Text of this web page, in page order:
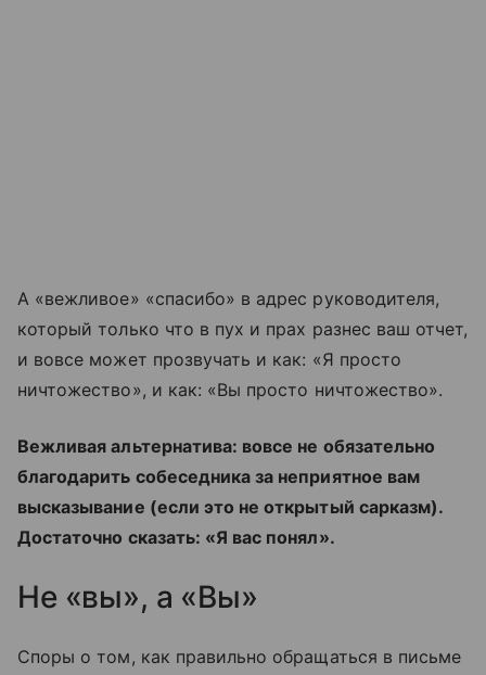
А «вежливое» «спасибо» в адрес руководителя,
который только что в пух и прах разнес ваш отчет,
и вовсе может прозвучать и как: «Я просто
ничтожество», и как: «Вы просто ничтожество».
Вежливая альтернатива: вовсе не обязательно
благодарить собеседника за неприятное вам
высказывание (если это не открытый сарказм).
Достаточно сказать: «Я вас понял».
Не «вы», а «Вы»
Споры о том, как правильно обращаться в письме